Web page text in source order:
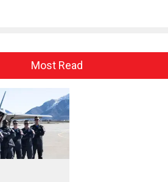
Most Read